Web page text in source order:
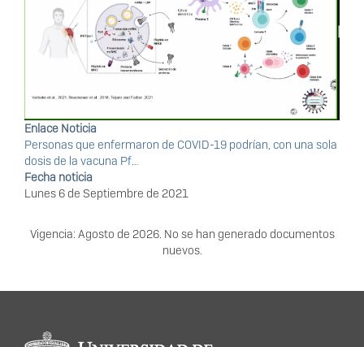
Enlace Noticia
Personas que enfermaron de COVID-19 podrían, con una sola
dosis de la vacuna Pf…
Fecha noticia
Lunes 6 de Septiembre de 2021
Vigencia: Agosto de 2026. No se han generado documentos
nuevos.
Información del portal